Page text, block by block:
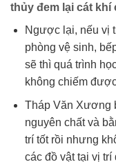
thủy đem lại cát khí
Ngược lại, nếu vị
phòng vệ sinh,
sẽ thì quá trình
không chiếm
Tháp Văn Xương
nguyên chất và
trí tốt rồi nhưng
các đồ vật tại vị trí